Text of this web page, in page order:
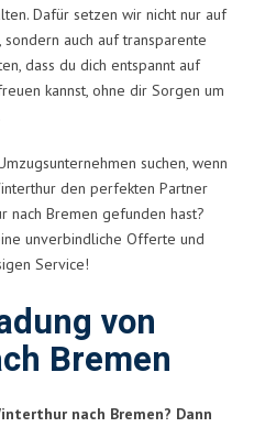
Dafür setzen wir nicht nur auf
auch auf transparente
dass du dich entspannt auf
kannst, ohne dir Sorgen um
suchen, wenn
den perfekten Partner
nach Bremen gefunden hast?
unverbindliche Offerte und
Service!
von
Bremen
nach Bremen? Dann